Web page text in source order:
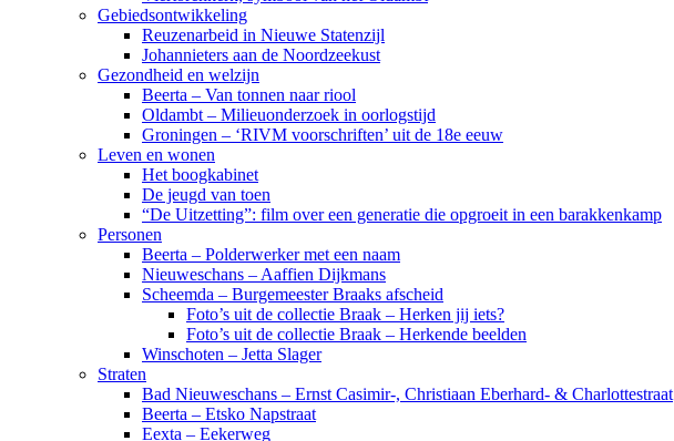
Gebiedsontwikkeling
Reuzenarbeid in Nieuwe Statenzijl
Johannieters aan de Noordzeekust
Gezondheid en welzijn
Beerta – Van tonnen naar riool
Oldambt – Milieuonderzoek in oorlogstijd
Groningen – ‘RIVM voorschriften’ uit de 18e eeuw
Leven en wonen
Het boogkabinet
De jeugd van toen
“De Uitzetting”: film over een generatie die opgroeit in een barakkenkamp
Personen
Beerta – Polderwerker met een naam
Nieuweschans – Aaffien Dijkmans
Scheemda – Burgemeester Braaks afscheid
Foto’s uit de collectie Braak – Herken jij iets?
Foto’s uit de collectie Braak – Herkende beelden
Winschoten – Jetta Slager
Straten
Bad Nieuweschans – Ernst Casimir-, Christiaan Eberhard- & Charlottestraat
Beerta – Etsko Napstraat
Eexta – Eekerweg